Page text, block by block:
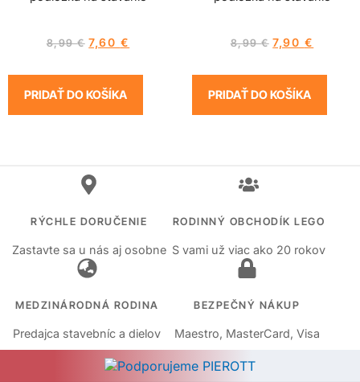
8,99€ 7,60 €
PRIDAŤ DO KOŠÍKA
8,99€ 7,90 €
PRIDAŤ DO KOŠÍKA
RÝCHLE DORUČENIE
Zastavte sa u nás aj osobne
RODINNÝ OBCHODÍK LEGO
S vami už viac ako 20 rokov
MEDZINÁRODNÁ RODINA
Predajca stavebníc a dielov
BEZPEČNÝ NÁKUP
Maestro, MasterCard, Visa